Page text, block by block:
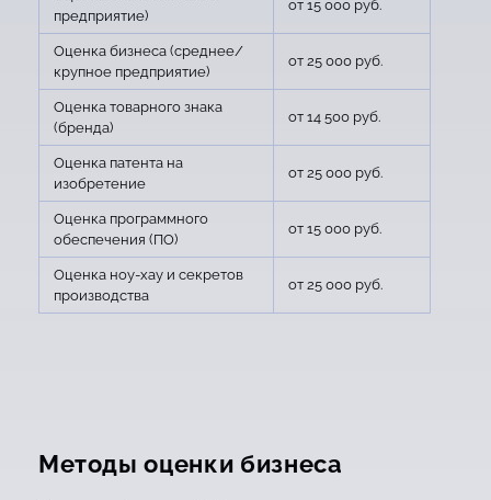
предприятие)
от 15 000 руб.
Оценка бизнеса (среднее/
крупное предприятие)
от 25 000 руб.
Оценка товарного знака
(бренда)
от 14 500 руб.
Оценка патента на
изобретение
от 25 000 руб.
Оценка программного
обеспечения (ПО)
от 15 000 руб.
Оценка ноу-хау и секретов
производства
от 25 000 руб.
Методы оценки бизнеса